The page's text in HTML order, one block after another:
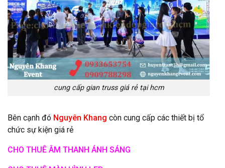
cung cấp gian truss giá rẻ tại hcm
Bên cạnh đó Nguyên Khang còn cung cấp các thiết bị tổ
chức sự kiện giá rẻ
CHO THUÊ ÂM THANH ÁNH SÁNG